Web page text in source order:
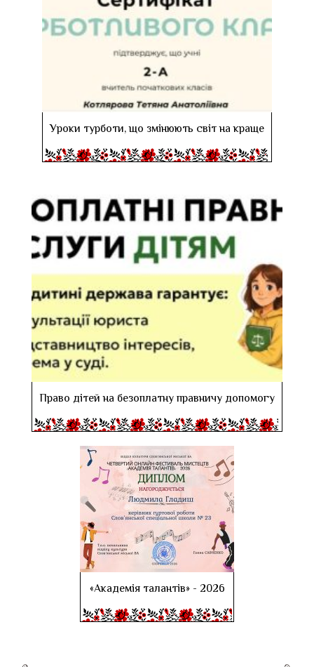
Уроки турботи, що змінюють світ на краще
Право дітей на безоплатну правничу допомогу
«Академія талантів» - 2026